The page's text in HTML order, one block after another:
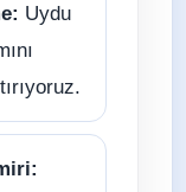
Uydu